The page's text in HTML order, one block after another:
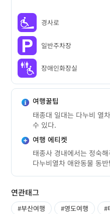
경사로
일반주차장
장애인화장실
여행꿀팁
태종대 일대는 다누비 열
수 있다.
여행 에티켓
태종사 경내에서는 정숙
다누비열차 애완동물 동
연관태그
#부산여행 #영도여행 #